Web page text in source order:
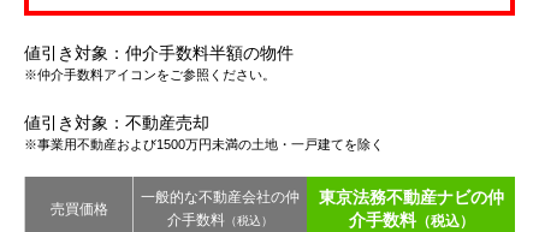
値引き対象：仲介手数料半額の物件
※仲介手数料アイコンをご参照ください。
値引き対象：不動産売却
※事業用不動産および1500万円未満の土地・一戸建てを除く
売買価格
一般的な不動産会社の仲
介手数料 （税込）
東京法務不動産ナビの仲
介手数料（税込）